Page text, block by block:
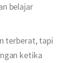
belajar
terberat, tapi
ketika